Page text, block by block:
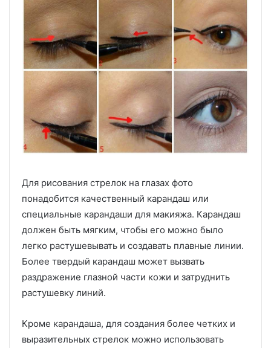
Для рисования стрелок на глазах фото
понадобится качественный карандаш или
специальные карандаши для макияжа. Карандаш
должен быть мягким, чтобы его можно было
легко растушевывать и создавать плавные линии.
Более твердый карандаш может вызвать
раздражение глазной части кожи и затруднить
растушевку линий.
Кроме карандаша, для создания более четких и
выразительных стрелок можно использовать